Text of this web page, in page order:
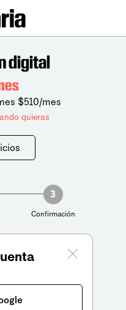
digital
$510/mes
quieras
3
Confirmación